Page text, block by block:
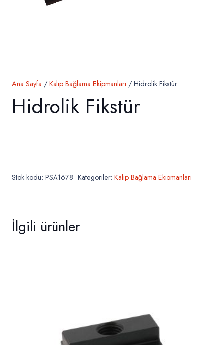
Ana Sayfa / Kalıp Bağlama Ekipmanları / Hidrolik Fikstür
Hidrolik Fikstür
Stok kodu: PSA1678 Kategoriler: Kalıp Bağlama Ekipmanları
İlgili ürünler